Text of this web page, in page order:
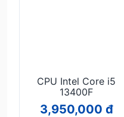
CPU Intel Core i5
13400F
3,950,000 đ